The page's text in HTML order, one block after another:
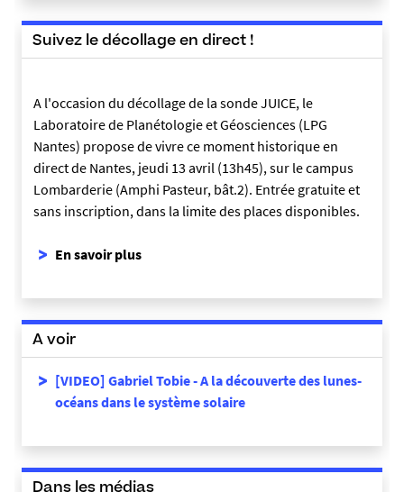
Suivez le décollage en direct !
A l'occasion du décollage de la sonde JUICE, le
Laboratoire de Planétologie et Géosciences (LPG
Nantes) propose de vivre ce moment historique en
direct de Nantes, jeudi 13 avril (13h45), sur le campus
Lombarderie (Amphi Pasteur, bât.2). Entrée gratuite et
sans inscription, dans la limite des places disponibles.
En savoir plus
A voir
[VIDEO] Gabriel Tobie - A la découverte des lunes-
océans dans le système solaire
Dans les médias